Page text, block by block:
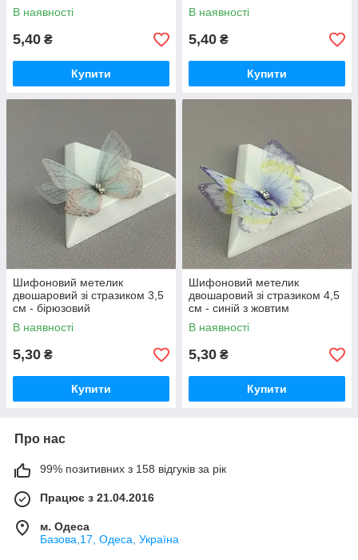
В наявності
5,40 ₴
Купити
В наявності
5,40 ₴
Купити
Шифоновий метелик
двошаровий зі стразиком 3,5
см - бірюзовий
В наявності
5,30 ₴
Купити
Шифоновий метелик
двошаровий зі стразиком 4,5
см - синій з жовтим
В наявності
5,30 ₴
Купити
Про нас
99% позитивних з 158 відгуків за рік
Працює з 21.04.2016
м. Одеса
Базова,17, Одеса, Україна